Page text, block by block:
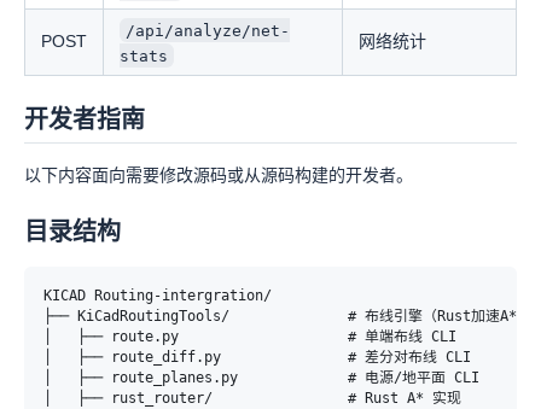
POST
/api/analyze/net-
stats
网络统计
开发者指南
以下内容面向需要修改源码或从源码构建的开发者。
目录结构
KICAD Routing-intergration/
├── KiCadRoutingTools/              # 布线引擎（Rust加速A*路
│   ├── route.py                    # 单端布线 CLI
│   ├── route_diff.py               # 差分对布线 CLI
│   ├── route_planes.py             # 电源/地平面 CLI
│   ├── rust_router/                # Rust A* 实现